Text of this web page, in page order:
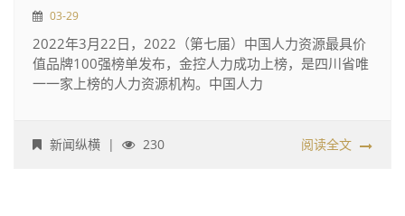
03-29
2022年3月22日，2022（第七届）中国人力资源最具价
值品牌100强榜单发布，金控人力成功上榜，是四川省唯
一一家上榜的人力资源机构。中国人力
新闻纵横 | 230 阅读全文